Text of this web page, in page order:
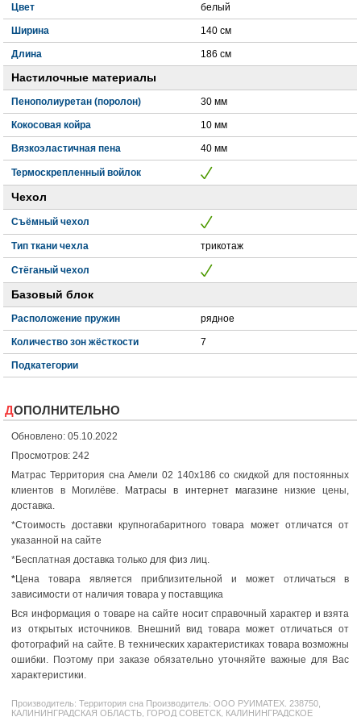
Цвет белый
Ширина 140 см
Длина 186 см
Настилочные материалы
Пенополиуретан (поролон) 30 мм
Кокосовая койра 10 мм
Вязкоэластичная пена 40 мм
Термоскрепленный войлок
Чехол
Съёмный чехол
Тип ткани чехла трикотаж
Стёганый чехол
Базовый блок
Расположение пружин рядное
Количество зон жёсткости 7
Подкатегории
ДОПОЛНИТЕЛЬНО
Обновлено: 05.10.2022
Просмотров: 242
Матрас Территория сна Амели 02 140x186 со скидкой для постоянных
клиентов в Могилёве.
Матрасы в интернет магазине низкие цены,
доставка.
*Стоимость доставки крупногабаритного товара может отличатся от
указанной на сайте
*Бесплатная доставка только для физ лиц.
*Цена товара является приблизительной и может отличаться в
зависимости от наличия товара у поставщика
Вся информация о товаре на сайте носит справочный характер и взята
из открытых источников. Внешний вид товара может отличаться от
фотографий на сайте. В технических характеристиках товара возможны
ошибки. Поэтому при заказе обязательно уточняйте важные для Вас
характеристики.
Производитель:Территория сна Производитель: ООО РУИМАТЕХ. 238750,
КАЛИНИНГРАДСКАЯ ОБЛАСТЬ, ГОРОД СОВЕТСК, КАЛИНИНГРАДСКОЕ